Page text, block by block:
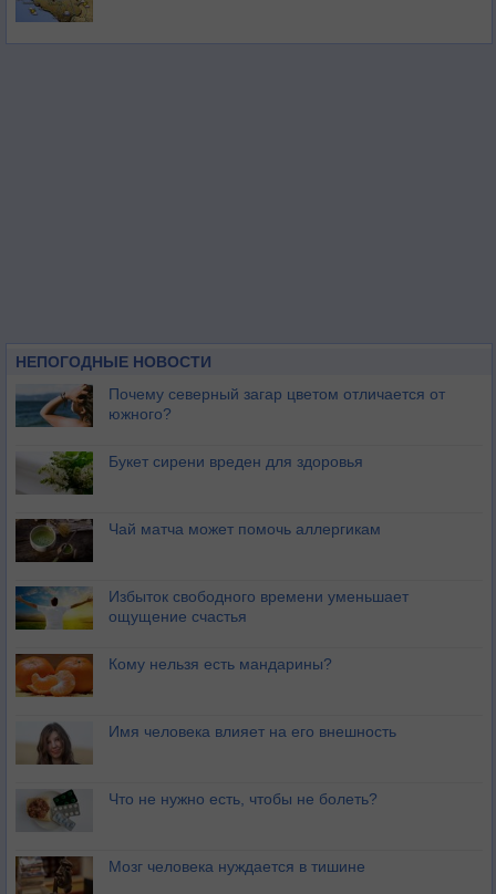
НЕПОГОДНЫЕ НОВОСТИ
Почему северный загар цветом отличается от
южного?
Букет сирени вреден для здоровья
Чай матча может помочь аллергикам
Избыток свободного времени уменьшает
ощущение счастья
Кому нельзя есть мандарины?
Имя человека влияет на его внешность
Что не нужно есть, чтобы не болеть?
Мозг человека нуждается в тишине